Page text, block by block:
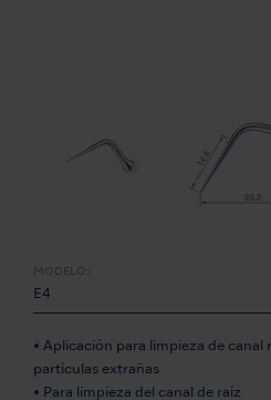
MODELO:
E4
• Aplicación para limpieza de
partículas extrañas
• Para limpieza del canal de raíz